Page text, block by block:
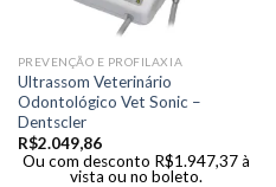
PREVENÇÃO E PROFILAXIA
Ultrassom Veterinário
Odontológico Vet Sonic –
Dentscler
R$2.049,86
Ou com desconto R$1.947,37 à
vista ou no boleto.